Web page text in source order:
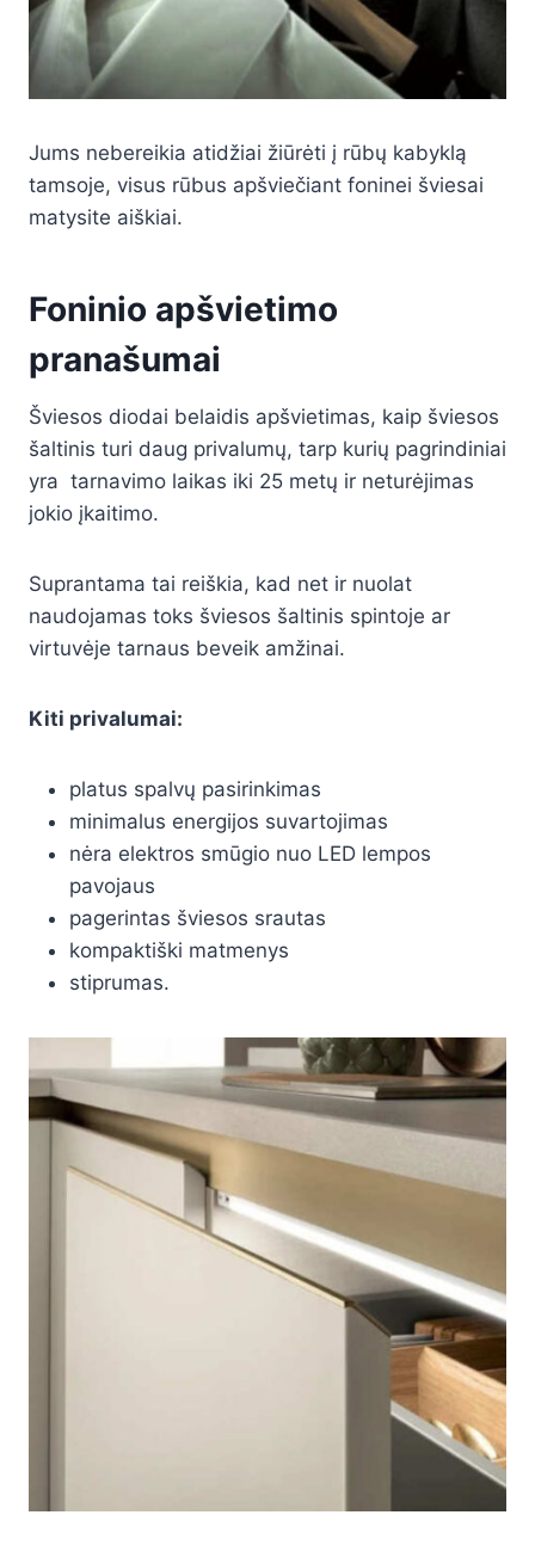
Jums nebereikia atidžiai žiūrėti į rūbų kabyklą
tamsoje, visus rūbus apšviečiant foninei šviesai
matysite aiškiai.
Foninio apšvietimo
pranašumai
Šviesos diodai belaidis apšvietimas, kaip šviesos
šaltinis turi daug privalumų, tarp kurių pagrindiniai
yra tarnavimo laikas iki 25 metų ir neturėjimas
jokio įkaitimo.
Suprantama tai reiškia, kad net ir nuolat
naudojamas toks šviesos šaltinis spintoje ar
virtuvėje tarnaus beveik amžinai.
Kiti privalumai:
platus spalvų pasirinkimas
minimalus energijos suvartojimas
nėra elektros smūgio nuo LED lempos
pavojaus
pagerintas šviesos srautas
kompaktiški matmenys
stiprumas.